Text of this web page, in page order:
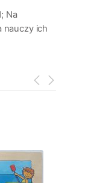
Na
nauczy ich